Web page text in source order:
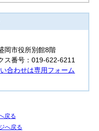
市役所別館8階
番号：019-622-6211
合わせは専用フォーム
戻る
へ戻る